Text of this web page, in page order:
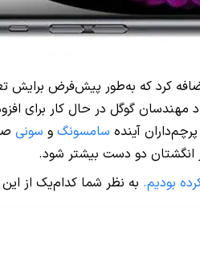
کرد که به‌طور پیش‌فرض برایش
مهندسان گوگل در حال کار
آینده سامسونگ و سونی
بودیم. به نظر شما کدام‌یک از